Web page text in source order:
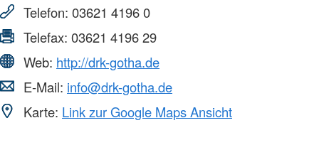
Telefon: 03621 4196 0
Telefax: 03621 4196 29
Web: http://drk-gotha.de
E-Mail: info@drk-gotha.de
Karte: Link zur Google Maps Ansicht